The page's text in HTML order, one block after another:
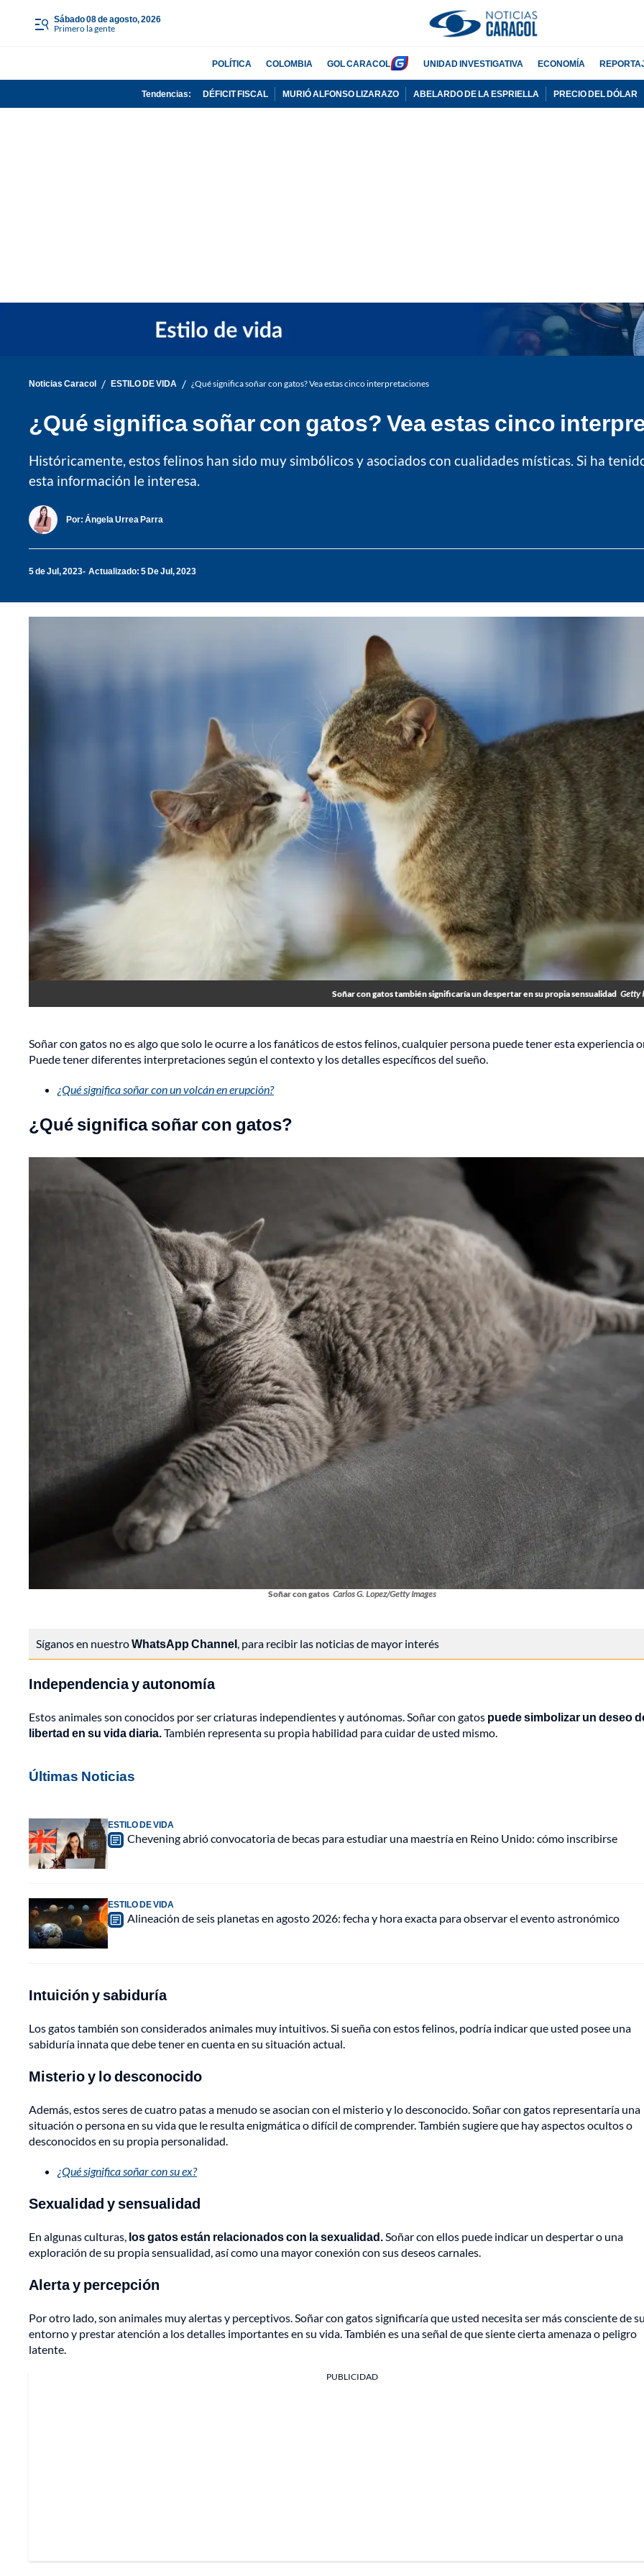
sábado 08 de agosto, 2026
Primero la gente
POLÍTICA COLOMBIA GOL CARACOL UNIDAD INVESTIGATIVA ECONOMÍA
Tendencias: DÉFICIT FISCAL MURIÓ ALFONSO LIZARAZO ABELARDO DE LA ESPRIELLA PRECIO DEL DÓLAR
Noticias Caracol / ESTILO DE VIDA / ¿Qué significa soñar con gatos? Vea estas cinco interpretaciones
¿Qué significa soñar con gatos? Vea estas cinco
Históricamente, estos felinos han sido muy simbólicos y asociados con cualidades místicas. Si ha
esta información le interesa.
Por: Ángela Urrea Parra
5 de Jul, 2023 Actualizado: 5 De Jul, 2023
Soñar con gatos también significaría un despertar en su propia sensualidad Getty
Soñar con gatos no es algo que solo le ocurre a los fanáticos de estos felinos, cualquier persona puede tener esta experiencia
Puede tener diferentes interpretaciones según el contexto y los detalles específicos del sueño.
¿Qué significa soñar con un volcán en erupción?
¿Qué significa soñar con gatos?
Soñar con gatos Carlos G. Lopez/Getty Images
Síganos en nuestroWhatsApp Channel, para recibir las noticias de mayor interés
Independencia y autonomía
Estos animales son conocidos por ser criaturas independientes y autónomas. Soñar con gatos puede simbolizar un deseo
libertad en su vida diaria.También representa su propia habilidad para cuidar de usted mismo.
Últimas Noticias
ESTILO DE VIDA
Chevening abrió convocatoria de becas para estudiar una maestría en Reino Unido: cómo inscribirse
ESTILO DE VIDA
Alineación de seis planetas en agosto 2026: fecha y hora exacta para observar el evento astronómico
Intuición y sabiduría
Los gatos también son considerados animales muy intuitivos. Si sueña con estos felinos, podría indicar que usted posee una
sabiduría innata que debe tener en cuenta en su situación actual.
Misterio y lo desconocido
Además, estos seres de cuatro patas a menudo se asocian con el misterio y lo desconocido. Soñar con gatos representaría una
situación o persona en su vida que le resulta enigmática o difícil de comprender. También sugiere que hay aspectos ocultos o
desconocidos en su propia personalidad.
¿Qué significa soñar con su ex?
Sexualidad y sensualidad
En algunas culturas, los gatos están relacionados con la sexualidad.Soñar con ellos puede indicar un despertar o una
exploración de su propia sensualidad, así como una mayor conexión con sus deseos carnales.
Alerta y percepción
Por otro lado, son animales muy alertas y perceptivos. Soñar con gatos significaría que usted necesita ser más consciente de
entorno y prestar atención a los detalles importantes en su vida. También es una señal de que siente cierta amenaza o peligro
latente.
PUBLICIDAD